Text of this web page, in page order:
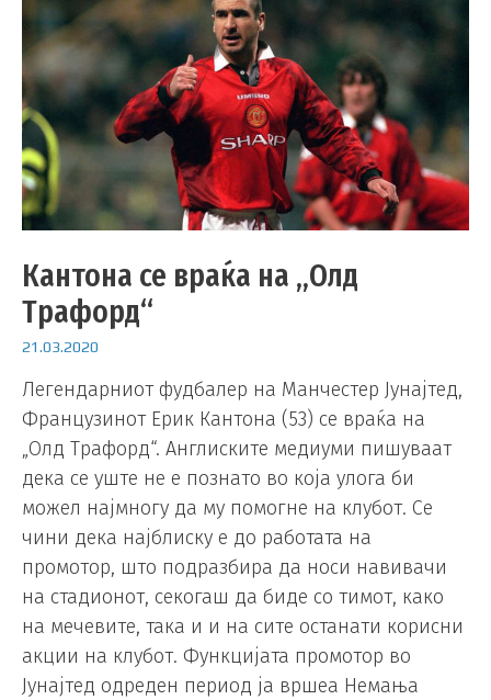
Кантона се враќа на „Олд
Трафорд“
21.03.2020
Легендарниот фудбалер на Манчестер Јунајтед,
Французинот Ерик Кантона (53) се враќа на
„Олд Трафорд“. Англиските медиуми пишуваат
дека се уште не е познато во која улога би
можел најмногу да му помогне на клубот. Се
чини дека најблиску е до работата на
промотор, што подразбира да носи навивачи
на стадионот, секогаш да биде со тимот, како
на мечевите, така и и на сите останати корисни
акции на клубот. Функцијата промотор во
Јунајтед одреден период ја вршеа Немања